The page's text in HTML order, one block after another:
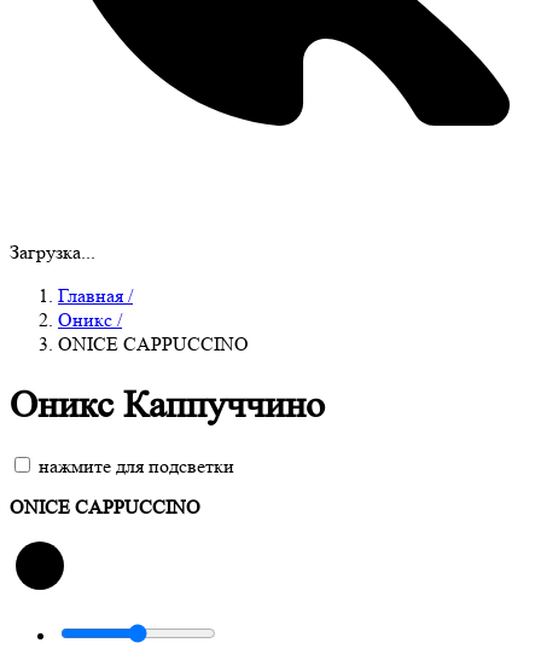
Загрузка...
Главная /
Оникс /
ONICE CAPPUCCINO
Оникс Каппуччино
нажмите для подсветки
ONICE CAPPUCCINO